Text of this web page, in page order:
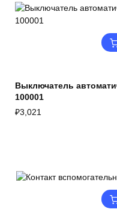
Выключатель
100001
₽3,021